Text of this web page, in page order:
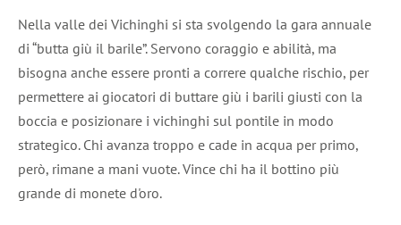
Nella valle dei Vichinghi si sta svolgendo la gara annuale
di “butta giù il barile”. Servono coraggio e abilità, ma
bisogna anche essere pronti a correre qualche rischio, per
permettere ai giocatori di buttare giù i barili giusti con la
boccia e posizionare i vichinghi sul pontile in modo
strategico. Chi avanza troppo e cade in acqua per primo,
però, rimane a mani vuote. Vince chi ha il bottino più
grande di monete d'oro.